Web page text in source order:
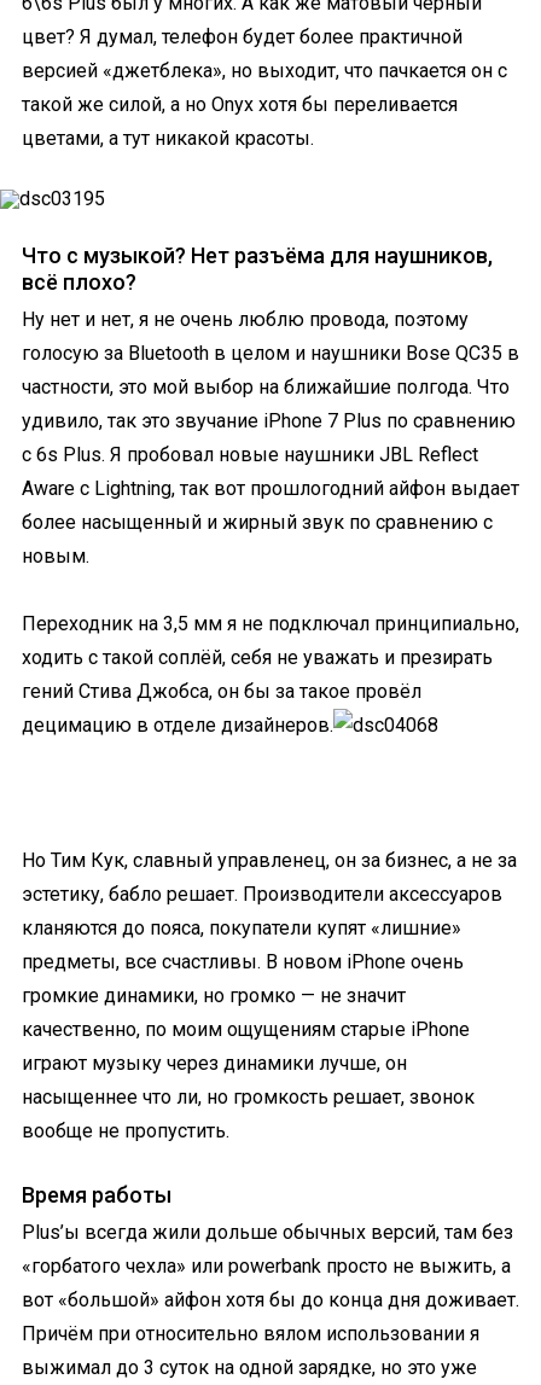
цвет? Я думал, телефон будет более практичной
версией «джетблека», но выходит, что пачкается он с
такой же силой, а но Onyx хотя бы переливается
цветами, а тут никакой красоты.
Что с музыкой? Нет разъёма для наушников,
всё плохо?
Ну нет и нет, я не очень люблю провода, поэтому
голосую за Bluetooth в целом и наушники Bose QC35 в
частности, это мой выбор на ближайшие полгода. Что
удивило, так это звучание iPhone 7 Plus по сравнению
с 6s Plus. Я пробовал новые наушники JBL Reflect
Aware с Lightning, так вот прошлогодний айфон выдает
более насыщенный и жирный звук по сравнению с
новым.
Переходник на 3,5 мм я не подключал принципиально,
ходить с такой соплёй, себя не уважать и презирать
гений Стива Джобса, он бы за такое провёл
децимацию в отделе дизайнеров.
Но Тим Кук, славный управленец, он за бизнес, а не за
эстетику, бабло решает. Производители аксессуаров
кланяются до пояса, покупатели купят «лишние»
предметы, все счастливы. В новом iPhone очень
громкие динамики, но громко — не значит
качественно, по моим ощущениям старые iPhone
играют музыку через динамики лучше, он
насыщеннее что ли, но громкость решает, звонок
вообще не пропустить.
Время работы
Plus’ы всегда жили дольше обычных версий, там без
«горбатого чехла» или powerbank просто не выжить, а
вот «большой» айфон хотя бы до конца дня доживает.
Причём при относительно вялом использовании я
выжимал до 3 суток на одной зарядке, но это уже